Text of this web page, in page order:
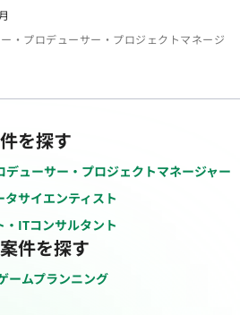
・プロデューサー・プロジェクトマネージ
を探す
ューサー・プロジェクトマネージャー
サイエンティスト
ITコンサルタント
件を探す
ームプランニング